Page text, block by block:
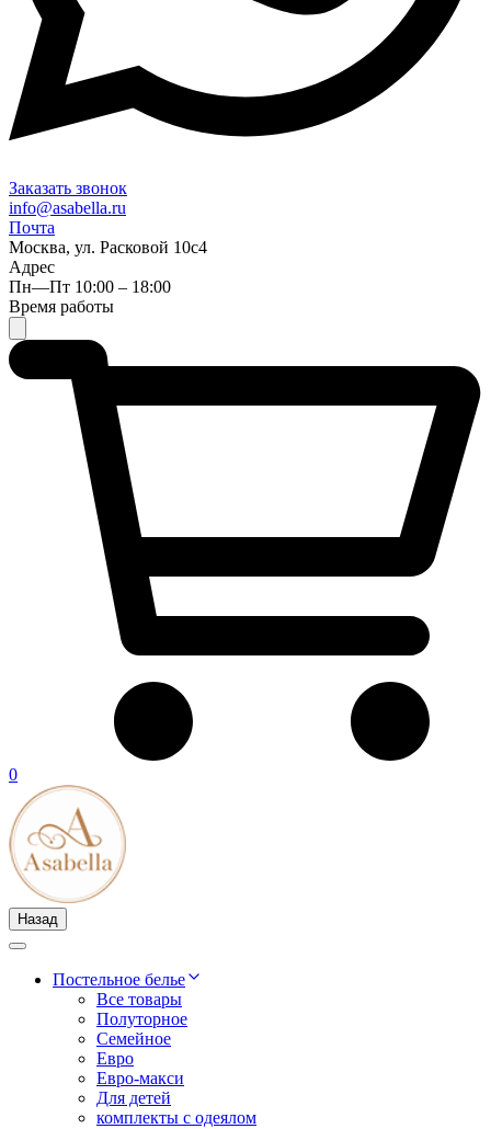
Заказать звонок
info@asabella.ru
Почта
Москва, ул. Расковой 10с4
Адрес
Пн—Пт 10:00 – 18:00
Время работы
0
Назад
Постельное белье
Все товары
Полуторное
Семейное
Евро
Евро-макси
Для детей
комплекты с одеялом